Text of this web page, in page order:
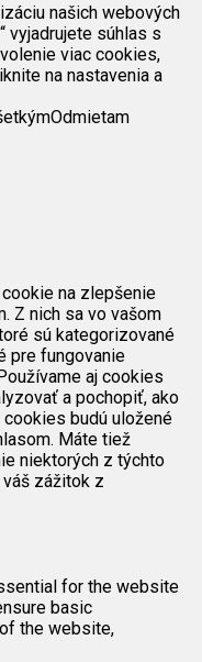
našich webových
vyjadrujete súhlas s
viac cookies,
na nastavenia a
Odmietam
na zlepšenie
Z nich sa vo vašom
sú kategorizované
pre fungovanie
aj cookies
a pochopiť, ako
budú uložené
Máte tiež
niektorých z týchto
zážitok z
for the website
basic
the website,